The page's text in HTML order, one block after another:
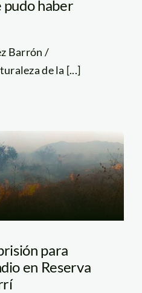
pudo haber
Barrón /
de la [...]
para
en Reserva